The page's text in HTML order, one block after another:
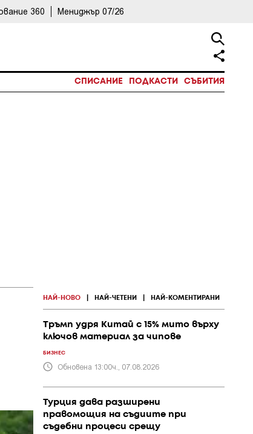
360 Мениджър 07/26
СПИСАНИЕ ПОДКАСТИ СЪБИТИЯ
НАЙ-НОВО НАЙ-ЧЕТЕНИ НАЙ-КОМЕНТИРАНИ
Тръмп удря Китай с 15% мито върху
ключов материал за чипове
БИЗНЕС
Обновена 13:00ч., 07.08.2026
Турция дава разширени
правомощия на съдиите при
съдебни процеси срещу